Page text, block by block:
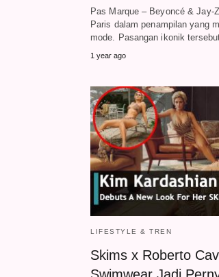
Pas Marque – Beyoncé & Jay-
Paris dalam penampilan yang
mode. Pasangan ikonik
1 year ago
LIFESTYLE & TREN
Skims x Roberto